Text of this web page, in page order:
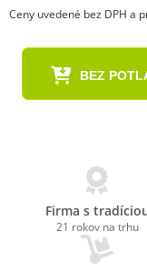
Ceny uvedené bez DPH a
BEZ
Firma s
21 rokov na trhu